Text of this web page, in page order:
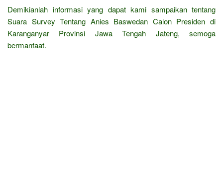
Demikianlah informasi yang dapat kami sampaikan tentang
Suara Survey Tentang Anies Baswedan Calon Presiden di
Karanganyar Provinsi Jawa Tengah Jateng, semoga
bermanfaat.